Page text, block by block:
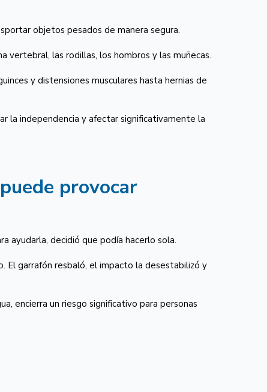
objetos pesados de manera segura.
vertebral, las rodillas, los hombros y las muñecas.
y distensiones musculares hasta hernias de
la independencia y afectar significativamente la
provocar
ayudarla, decidió que podía hacerlo sola.
El garrafón resbaló, el impacto la desestabilizó y
encierra un riesgo significativo para personas